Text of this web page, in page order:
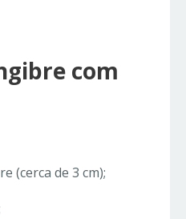
com
(cerca de 3 cm);